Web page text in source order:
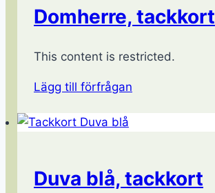
Domherre, tackkort
This content is restricted.
Lägg till förfrågan
Duva blå, tackkort